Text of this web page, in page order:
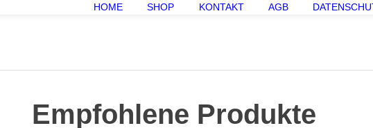
HOME SHOP KONTAKT AGB
Empfohlene Produkte